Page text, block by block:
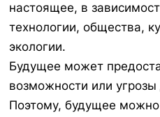
настоящее, в
технологии, общества,
экологии.
Будущее может
возможности или
Поэтому, будущее можно